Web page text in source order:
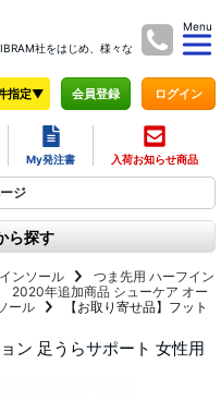
社をはじめ、様々な
Menu
指定▼ 会員登録 ログイン
My発注書 入荷お知らせ商品
ジ
ら探す
インソール
つま先用 ハーフイン
2020年追加商品 シューケア オー
ール
【お取り寄せ品】フット
ン 足うらサポート 女性用